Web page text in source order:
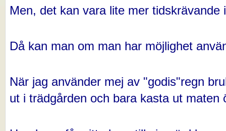
Men, det kan vara lite mer
Då kan man om man har möjlighet
När jag använder mej av "godis"regn
ut i trädgården och bara kasta ut maten